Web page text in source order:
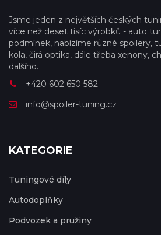
Jsme jeden z největších českých
více než deset tisíc výrobků - auto
podmínek, nabízíme různé spoilery,
kola, čirá optika, dále třeba xenony,
dalšího.
+420 602 650 582
info@spoiler-tuning.cz
KATEGORIE
Tuningové díly
Autodoplňky
Podvozek a pružiny